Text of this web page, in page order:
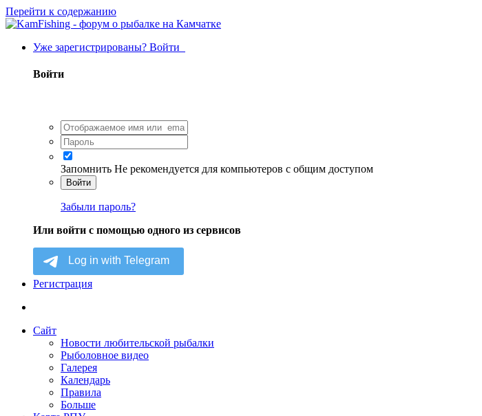
Перейти к содержанию
Уже зарегистрированы? Войти
Войти
Запомнить Не рекомендуется для компьютеров с общим доступом
Войти
Забыли пароль?
Или войти с помощью одного из сервисов
Регистрация
Сайт
Новости любительской рыбалки
Рыболовное видео
Галерея
Календарь
Правила
Больше